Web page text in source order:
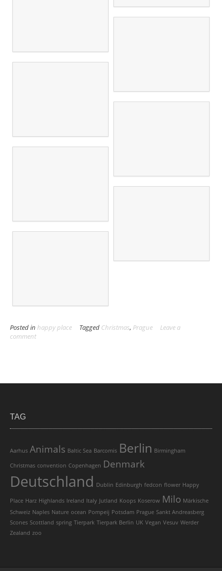
Posted in happy place Tagged Christmas, Prague
Leave a
comment
TAG
Aarhus Animals Baltic Sea Barcomis Berlin Birmingham
Christmas convention Copenhagen Denmark
Deutschland Dublin Edinburgh fedcon flower Happy
Place Harz Highlands Ireland Italy Jutland Koops Koserow Milo Märkische
Schweiz Naples Nature ocean Pompeij Potsdam Prague Sankt Andreasberg
Scones Scottland spring Tierpark Tierpark Berlin UK Vegan Vesuv Werder
Zealand zoo